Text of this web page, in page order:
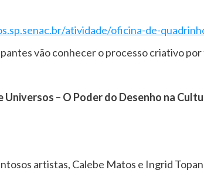
atividade/oficina-de-
vão conhecer o processo criativo
Universos – O Poder do Desenho na
artistas, Calebe Matos e Ingrid